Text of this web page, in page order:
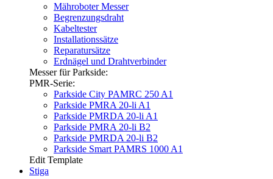
Mähroboter Messer
Begrenzungsdraht
Kabeltester
Installationssätze
Reparatursätze
Erdnägel und Drahtverbinder
Messer für Parkside:
PMR-Serie:
Parkside City PAMRC 250 A1
Parkside PMRA 20-li A1
Parkside PMRDA 20-li A1
Parkside PMRA 20-li B2
Parkside PMRDA 20-li B2
Parkside Smart PAMRS 1000 A1
Edit Template
Stiga